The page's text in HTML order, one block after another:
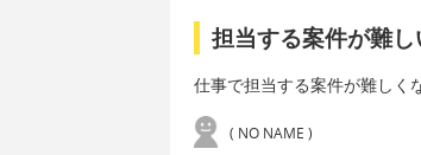
担当する案件が難
仕事で担当する案件が難しく
( NO NAME )